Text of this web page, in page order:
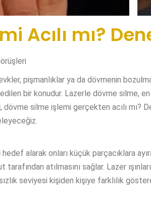
Acılı mı?
pişmanlıklar ya da dövmenin
bir konudur. Lazerle dövme silme,
silme işlemi gerçekten acılı mı?
alarak onları küçük parçacıklara
atılmasını sağlar. Lazer
seviyesi kişiden kişiye farklılık